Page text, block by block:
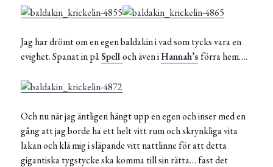
Jag har drömt om en egen baldakin i vad som tycks vara en
evighet. Spanat in påSpelloch även iHannah’sförra hem….
Och nu när jag äntligen hängt upp en egen och inser med en
gång att jag borde ha ett helt vitt rum och skrynkliga vita
lakan och klä mig i släpande vitt nattlinne för att detta
gigantiska tygstycke ska komma till sin rätta… fast det